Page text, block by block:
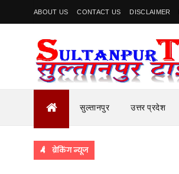
ABOUT US CONTACT US DISCLAIMER
सुल्तानपुर उत्तर प्रदेश
ब्रेकिंग न्यूज